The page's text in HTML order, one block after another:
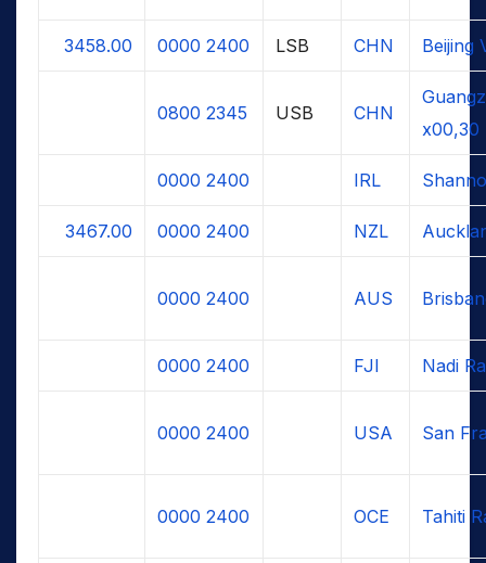
3458.00 0000 2400 LSB CHN Beijing
0800 2345 USB CHN
x00,30
0000 2400 IRL
3467.00 0000 2400 NZL
0000 2400 AUS
0000 2400 FJI Nadi
0000 2400 USA San
0000 2400 OCE Tahiti